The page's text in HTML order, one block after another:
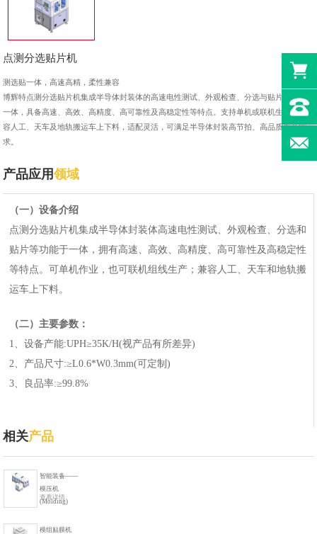
点测分选贴片机
测选贴一体，高速高精，柔性兼容
博辉特点测分选贴片机集成半导体封装体的高速电性测试、外观检查、分选与贴片功能于
一体，具备高速、高效、高精度、高可靠性及高稳定性等特点。支持单机或联机生产，兼
容人工、天车及地轨搬运车上下料，适配灵活，可满足半导体封装高节拍、高品质生产需
求。
产品应用领域
（一）设备介绍
点测分选贴片机集成半导体封装体高速电性测试、外观检查、分选和
贴片等功能于一体，拥有高速、高效、高精度、高可靠性及高稳定性
等特点。可单机作业，也可联机组线生产；兼容人工、天车和地轨搬
运车上下料。
（二）主要参数：
1、设备产能:UPH≥35K/H(视产品有所差异)
2、产品尺寸:≥L0.6*W0.3mm(可定制)
3、良品率:≥99.8%
相关产品
智能装备——
模压机
(Molding)
查看详情
模组贴膜机